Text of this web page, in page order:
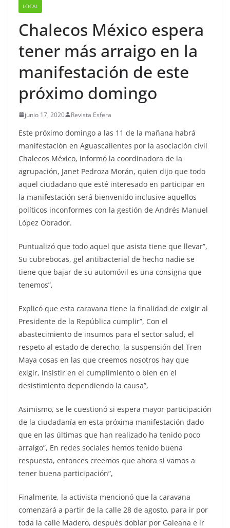
LOCAL
Chalecos México espera
tener más arraigo en la
manifestación de este
próximo domingo
junio 17, 2020 Revista Esfera
Este próximo domingo a las 11 de la mañana habrá
manifestación en Aguascalientes por la asociación civil
Chalecos México, informó la coordinadora de la
agrupación, Janet Pedroza Morán, quien dijo que todo
aquel ciudadano que esté interesado en participar en
la manifestación será bienvenido inclusive aquellos
políticos inconformes con la gestión de Andrés Manuel
López Obrador.
Puntualizó que todo aquel que asista tiene que llevar”,
Su cubrebocas, gel antibacterial de hecho nadie se
tiene que bajar de su automóvil es una consigna que
tenemos”,
Explicó que esta caravana tiene la finalidad de exigir al
Presidente de la República cumplir”, Con el
abastecimiento de insumos para el sector salud, el
respeto al estado de derecho, la suspensión del Tren
Maya cosas en las que creemos nosotros hay que
exigir, insistir en el cumplimiento o bien en el
desistimiento dependiendo la causa”,
Asimismo, se le cuestionó si espera mayor participación
de la ciudadanía en esta próxima manifestación dado
que en las últimas que han realizado ha tenido poco
arraigo”, En redes sociales hemos tenido buena
respuesta, entonces creemos que ahora si vamos a
tener buena participación”,
Finalmente, la activista mencionó que la caravana
comenzará a partir de la calle 28 de agosto, para ir por
toda la calle Madero, después doblar por Galeana e ir